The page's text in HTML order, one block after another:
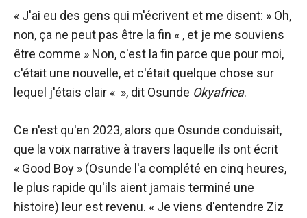
« J'ai eu des gens qui m'écrivent et me disent: » Oh,
non, ça ne peut pas être la fin « , et je me souviens
être comme » Non, c'est la fin parce que pour moi,
c'était une nouvelle, et c'était quelque chose sur
lequel j'étais clair « », dit Osunde Okyafrica.
Ce n'est qu'en 2023, alors que Osunde conduisait,
que la voix narrative à travers laquelle ils ont écrit
« Good Boy » (Osunde l'a complété en cinq heures,
le plus rapide qu'ils aient jamais terminé une
histoire) leur est revenu. « Je viens d'entendre Ziz